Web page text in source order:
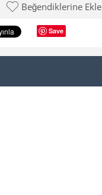
Beğendiklerine Ekle
Save